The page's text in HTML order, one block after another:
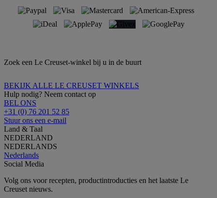
Zoek een Le Creuset-winkel bij u in de buurt
BEKIJK ALLE LE CREUSET WINKELS
Hulp nodig? Neem contact op
BEL ONS
+31 (0) 76 201 52 85
Stuur ons een e-mail
Land & Taal
NEDERLAND
NEDERLANDS
Nederlands
Social Media
Volg ons voor recepten, productintroducties en het laatste Le
Creuset nieuws.